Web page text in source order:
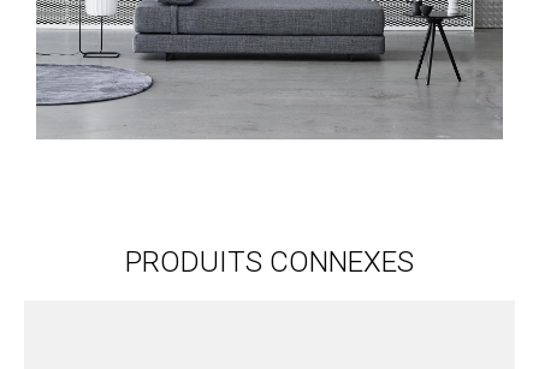
PRODUITS CONNEXES